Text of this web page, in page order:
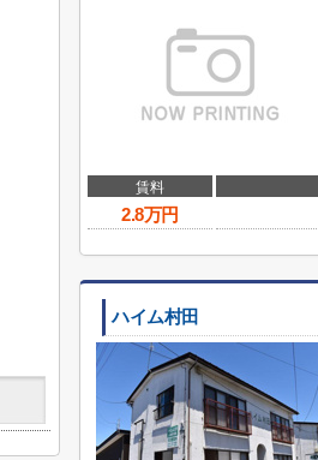
賃料
2.8万円
ハイム村田